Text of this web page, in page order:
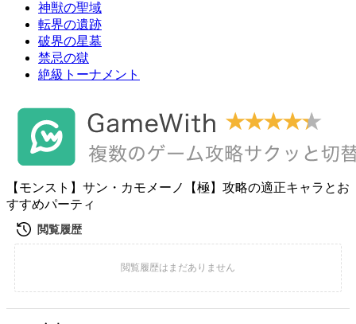
神獣の聖域
転界の遺跡
破界の星墓
禁忌の獄
絶級トーナメント
【モンスト】サン・カモメーノ【極】攻略の適正キャラとお
すすめパーティ